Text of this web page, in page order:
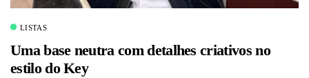
LISTAS
Uma base neutra com detalhes criativos no
estilo do Key